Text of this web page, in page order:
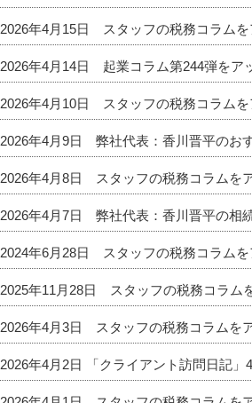
2026年4月15日 スタッフの税務コラムを
2026年4月14日 起業コラム第244弾をア
2026年4月10日 スタッフの税務コラムを
2026年4月9日 弊社代表：香川晋平のお
2026年4月8日 スタッフの税務コラムを
2026年4月7日 弊社代表：香川晋平の相
2024年6月28日 スタッフの税務コラムを
2025年11月28日 スタッフの税務コラム
2026年4月3日 スタッフの税務コラムを
2026年4月2日 「クライアント訪問日記」